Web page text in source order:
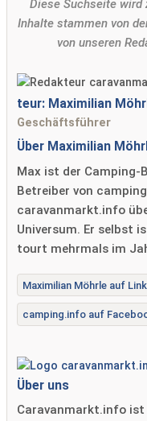
Diese Suchseite
Inhalte stammen von
von unseren
teur: Maximilian
Geschäftsführer
Über Maximilian
Max ist der Camping-
Betreiber von
caravanmarkt.info
Universum. Er selbst
tourt mehrmals im
Maximilian Möhrle auf
camping.info auf
Über uns
Caravanmarkt.info